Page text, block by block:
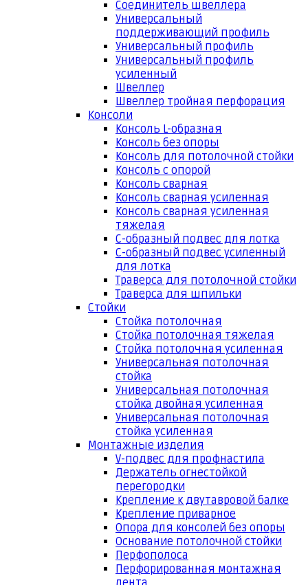
Соединитель швеллера
Универсальный
поддерживающий профиль
Универсальный профиль
Универсальный профиль
усиленный
Швеллер
Швеллер тройная перфорация
Консоли
Консоль L-образная
Консоль без опоры
Консоль для потолочной стойки
Консоль с опорой
Консоль сварная
Консоль сварная усиленная
Консоль сварная усиленная
тяжелая
С-образный подвес для лотка
С-образный подвес усиленный
для лотка
Траверса для потолочной стойки
Траверса для шпильки
Стойки
Стойка потолочная
Стойка потолочная тяжелая
Стойка потолочная усиленная
Универсальная потолочная
стойка
Универсальная потолочная
стойка двойная усиленная
Универсальная потолочная
стойка усиленная
Монтажные изделия
V-подвес для профнастила
Держатель огнестойкой
перегородки
Крепление к двутавровой балке
Крепление приварное
Опора для консолей без опоры
Основание потолочной стойки
Перфополоса
Перфорированная монтажная